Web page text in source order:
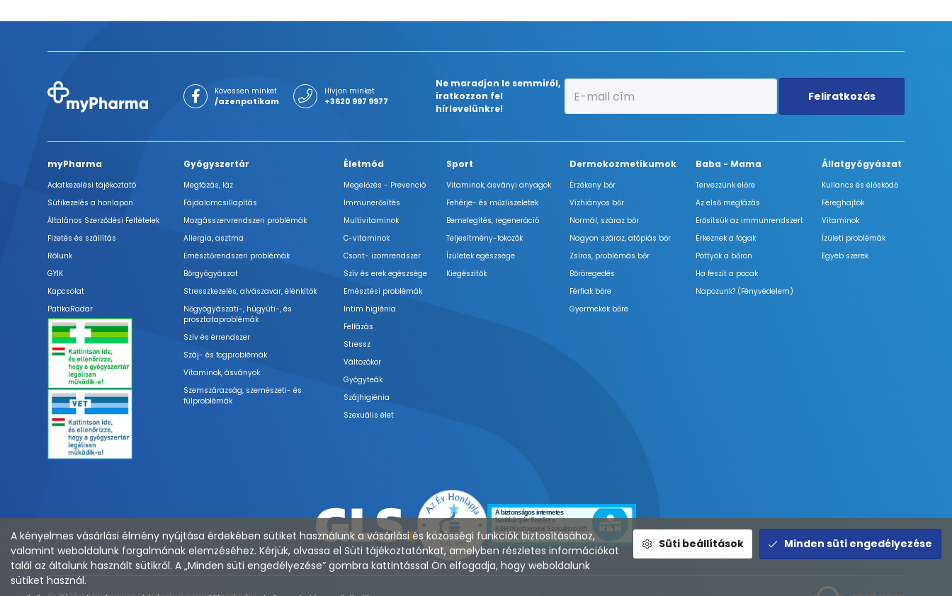
Kövessen minket
/azenpatikam
Hívjon minket
+3620 997 9977
Ne maradjon le semmiről,
iratkozzon fel
hírlevelünkre!
Feliratkozás
myPharma
Adatkezelési tájékoztató
Sütikezelés a honlapon
Általános Szerződési Feltételek
Fizetés és szállítás
Rólunk
GYIK
Kapcsolat
PatikaRadar
Gyógyszertár
Megfázás, láz
Fájdalomcsillapítás
Mozgásszervrendszeri problémák
Allergia, asztma
Emésztőrendszeri problémák
Bőrgyógyászat
Stresszkezelés, alvászavar, élénkítők
Nőgyógyászati-, húgyúti-, és
prosztataproblémák
Szív és érrendszer
Száj- és fogproblémák
Vitaminok, ásványok
Szemszárazság, szemészeti- és
fülproblémák
Életmód
Megelőzés - Prevenció
Immunerősítés
Multivitaminok
C-vitaminok
Csont- izomrendszer
Szív és erek egészsége
Emésztési problémák
Intim higiénia
Felfázás
Stressz
Változókor
Gyógyteák
Szájhigiénia
Szexuális élet
Sport
Vitaminok, ásványi anyagok
Fehérje- és műzliszeletek
Bemelegítés, regeneráció
Teljesítmény-fokozók
Ízületek egészsége
Kiegészítők
Dermokozmetikumok
Érzékeny bőr
Vízhiányos bőr
Normál, száraz bőr
Nagyon száraz, atópiás bőr
Zsíros, problémás bőr
Bőröregedés
Férfiak bőre
Gyermekek bőre
Baba - Mama
Tervezzünk előre
Az első megfázás
Erősítsük az immunrendszert
Érkeznek a fogak
Pöttyök a bőron
Ha feszít a pocak
Napozunk? (Fényvédelem)
Állatgyógyászat
Kullancs és élősködő
Féreghajtók
Vitaminok
Ízületi problémák
Egyéb szerek
Süti beállítások Minden süti engedélyezése
A kényelmes vásárlási élmény nyújtása érdekében sütiket használunk a vásárlási és közösségi funkciók biztosításához,
valamint weboldalunk forgalmának elemzéséhez. Kérjük, olvassa el Süti tájékoztatónkat, amelyben részletes információkat
talál az általunk használt sütikről. A „Minden süti engedélyezése” gombra kattintással Ön elfogadja, hogy weboldalunk
sütiket használ.